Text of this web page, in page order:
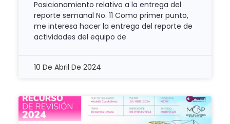
Posicionamiento relativo a la entrega del
reporte semanal No. 11 Como primer punto,
me interesa hacer la entrega del reporte de
actividades del equipo de
10 De Abril De 2024